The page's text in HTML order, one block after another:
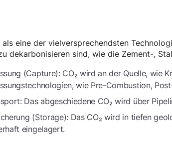
eine der vielversprechendsten
dekarbonisieren sind, wie die Zement-,
(Capture): CO₂ wird an der Quelle, wie
wie Pre-Combustion,
Das abgeschiedene CO₂ wird über
(Storage): Das CO₂ wird in tiefen
eingelagert.